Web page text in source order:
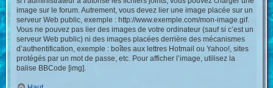
image sur le forum. Autrement, vous devez lier une image placée sur un
serveur Web public, exemple : http://www.exemple.com/mon-image.gif.
Vous ne pouvez pas lier des images de votre ordinateur (sauf si c’est un
serveur Web public) ni des images placées derrière des mécanismes
d’authentification, exemple : boîtes aux lettres Hotmail ou Yahoo!, sites
protégés par un mot de passe, etc. Pour afficher l’image, utilisez la
balise BBCode [img].